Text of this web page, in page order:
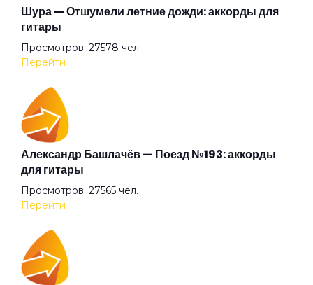
Бонни и Клайд
Брамс
Брату
Бу-бу
Бумерангом
Бунин
Шура — Отшумели летние дожди: аккорды для
гитары
Просмотров: 27578 чел.
Перейти
Александр Башлачёв — Поезд №193: аккорды
для гитары
Просмотров: 27565 чел.
Перейти